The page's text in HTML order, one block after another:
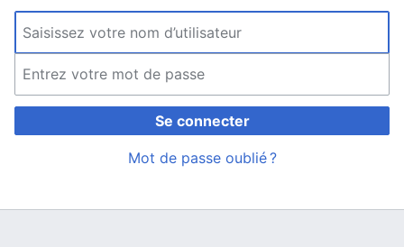
Se connecter
Mot de passe oublié ?